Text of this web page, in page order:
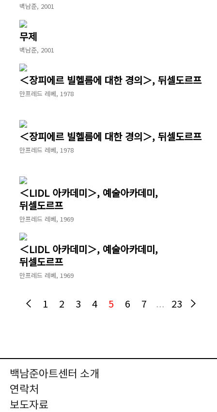
백남준, 2001
무제
백남준, 2001
＜장피에르 빌헬름에 대한 경의＞, 뒤셀도르프
만프레드 레베, 1978
＜장피에르 빌헬름에 대한 경의＞, 뒤셀도르프
만프레드 레베, 1978
＜LIDL 아카데미＞, 예술아카데미,
뒤셀도르프
만프레드 레베, 1969
＜LIDL 아카데미＞, 예술아카데미,
뒤셀도르프
만프레드 레베, 1969
1 2 3 4 5 6 7 ... 23
백남준아트센터 소개
연락처
보도자료